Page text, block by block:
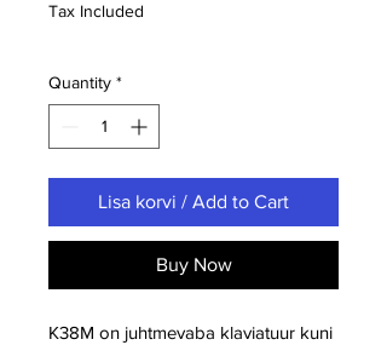
Tax Included
Quantity *
Lisa korvi / Add to Cart
Buy Now
K38M on juhtmevaba klaviatuur kuni